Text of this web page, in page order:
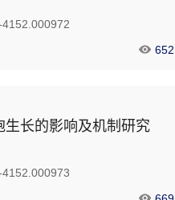
652
长的影响及机制研究